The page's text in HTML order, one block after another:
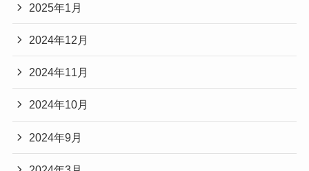
2025年1月
2024年12月
2024年11月
2024年10月
2024年9月